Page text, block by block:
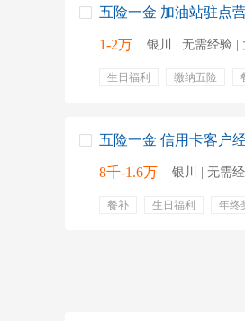
五险一金 加油站驻点
1-2万 银川 | 无需经验 |
生日福利 缴纳五险
五险一金 信用卡客户
8千-1.6万 银川 | 无需
餐补 生日福利 年终